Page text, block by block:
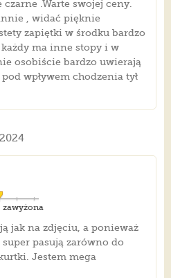
.Warte swojej ceny.
, widać pięknie
zapiętki w środku bardzo
każdy ma inne stopy i w
osobiście bardzo uwierają
wpływem chodzenia tył
zawyżona
jak na zdjęciu, a ponieważ
pasują zarówno do
Jestem mega